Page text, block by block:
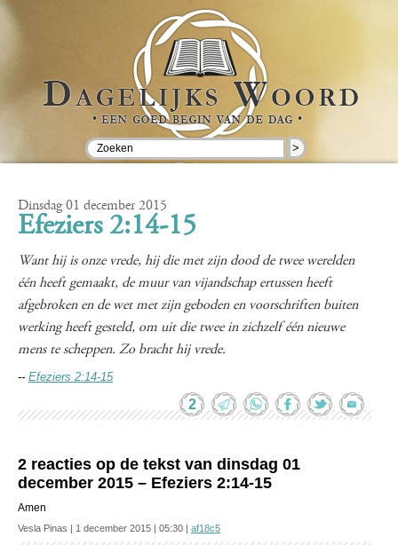
>
Dinsdag 01 december 2015
Efeziers 2:14-15
Want hij is onze vrede, hij die met zijn dood de twee werelden
één heeft gemaakt, de muur van vijandschap ertussen heeft
afgebroken en de wet met zijn geboden en voorschriften buiten
werking heeft gesteld, om uit die twee in zichzelf één nieuwe
mens te scheppen. Zo bracht hij vrede.
-- Efeziers 2:14-15
2
2 reacties op de tekst van dinsdag 01
december 2015 – Efeziers 2:14-15
Amen
Vesla Pinas | 1 december 2015 | 05:30 | af18c5